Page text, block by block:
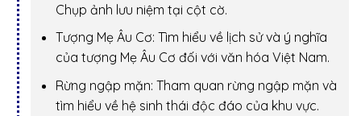
Chụp ảnh lưu niệm tại cột cờ.
Tượng Mẹ Âu Cơ: Tìm hiểu về lịch sử và ý nghĩa
của tượng Mẹ Âu Cơ đối với văn hóa Việt Nam.
Rừng ngập mặn: Tham quan rừng ngập mặn và
tìm hiểu về hệ sinh thái độc đáo của khu vực.